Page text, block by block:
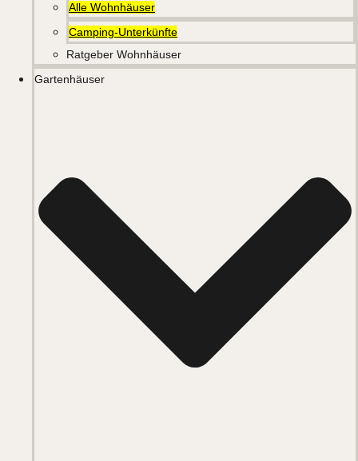
Alle Wohnhäuser
Camping-Unterkünfte
Ratgeber Wohnhäuser
Gartenhäuser